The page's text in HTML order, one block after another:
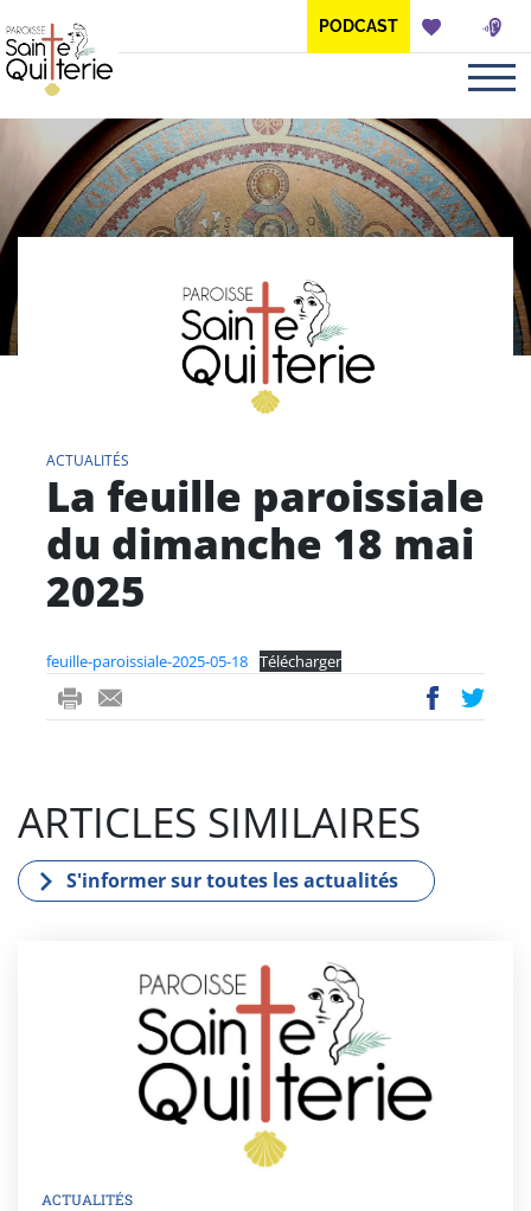
PODCAST
ACTUALITÉS
La feuille paroissiale
du dimanche 18 mai
2025
feuille-paroissiale-2025-05-18 Télécharger
ri
-
ac
wi
ARTICLES SIMILAIRES
S'informer sur toutes les actualités
ACTUALITÉS